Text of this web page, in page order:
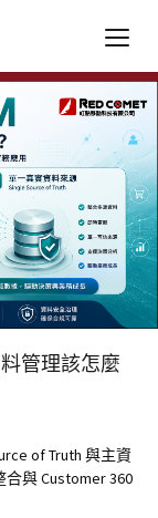
管理該怎麼
of Truth 與主資
與 Customer 360